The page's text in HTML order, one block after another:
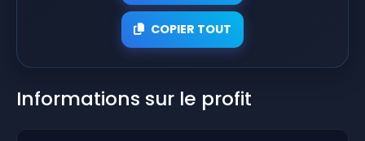
COPIER TOUT
Informations sur le profit